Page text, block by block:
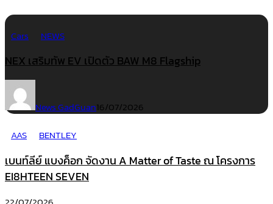
Cars NEWS
NEX เสริมทัพ EV เปิดตัว BAW M8 Flagship
News GadGuan16/07/2026
AAS
BENTLEY
เบนท์ลีย์ แบงค็อก จัดงาน A Matter of Taste ณ โครงการ
EI8HTEEN SEVEN